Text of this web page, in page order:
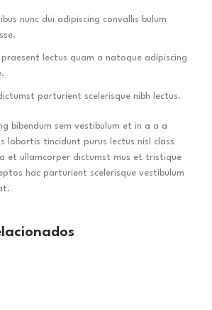
nunc dui adipiscing convallis bulum
lectus quam a natoque adipiscing
parturient scelerisque nibh lectus.
bibendum sem vestibulum et in a a a
lobortis tincidunt purus lectus nisl class
et ullamcorper dictumst mus et tristique
hac parturient scelerisque vestibulum